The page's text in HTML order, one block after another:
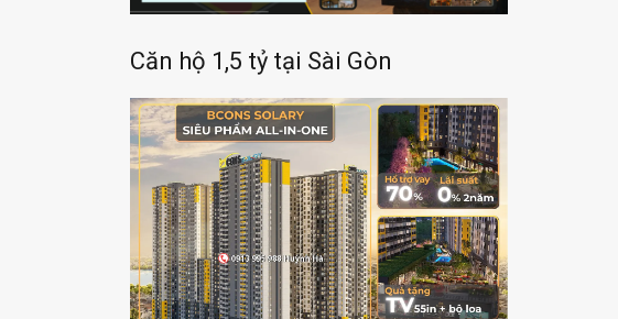
Căn hộ 1,5 tỷ tại Sài Gòn